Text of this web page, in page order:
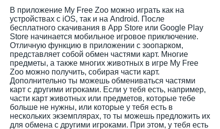
В приложение My Free Zoo можно играть как на
устройствах с iOS, так и на Android. После
бесплатного скачивания в App Store или Google Play
Store начинается мобильное игровое приключение.
Отличную функцию в приложении с зоопарком,
представляет собой обмен частями карт. Многие
предметы, а также многих животных в игре My Free
Zoo можно получить, собирая части карт.
Дополнительно ты можешь обмениваться частями
карт с другими игроками. Если у тебя есть, например,
части карт животных или предметов, которые тебе
больше не нужны, или которые у тебя есть в
нескольких экземплярах, то ты можешь предложить их
для обмена с другими игроками. При этом, у тебя есть